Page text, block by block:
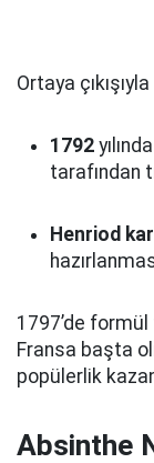
Ortaya
1792
tarafından
Henriod
1797’de
Fransa başta
popülerlik
Absinthe